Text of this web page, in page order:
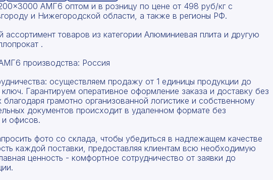
АМГ6 оптом и в розницу по цене от 498 руб/кг с
и Нижегородской области, а также в регионы РФ.
ассортимент товаров из категории Алюминиевая плита и другую
.
производства: Россия
осуществляем продажу от 1 единицы продукции до
Гарантируем оперативное оформление заказа и доставку без
грамотно организованной логистике и собственному
документов происходит в удаленном формате без
офисов.
фото со склада, чтобы убедиться в надлежащем качестве
каждой поставки, предоставляя клиентам всю необходимую
ценность - комфортное сотрудничество от заявки до